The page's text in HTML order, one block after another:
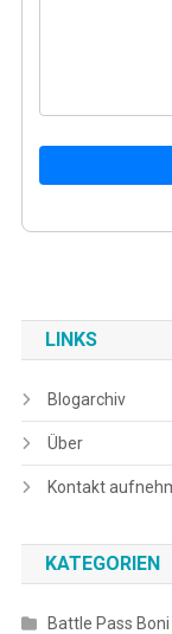
LINKS
Blogarchiv
Über
Kontakt
KATEGORIEN
Battle Pass Boni